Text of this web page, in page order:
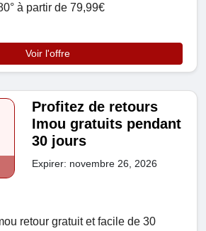
à partir de 79,99€
Voir l'offre
Profitez de retours
Imou gratuits pendant
30 jours
Expirer: novembre 26, 2026
retour gratuit et facile de 30